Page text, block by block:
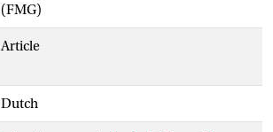
(FMG)
Article
Dutch